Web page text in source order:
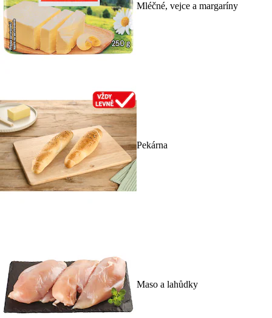
Mléčné, vejce a margaríny
Pekárna
Maso a lahůdky